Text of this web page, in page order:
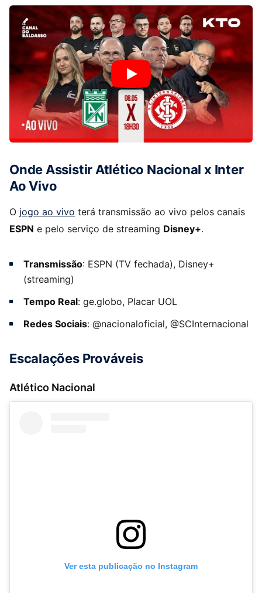
Onde Assistir Atlético Nacional x Inter
Ao Vivo
O jogo ao vivo terá transmissão ao vivo pelos canais
ESPN e pelo serviço de streaming Disney+.
Transmissão: ESPN (TV fechada), Disney+
(streaming)
Tempo Real: ge.globo, Placar UOL
Redes Sociais: @nacionaloficial, @SCInternacional
Escalações Prováveis
Atlético Nacional
Ver esta publicação no Instagram